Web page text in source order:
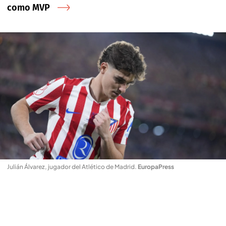
como MVP
Julián Álvarez, jugador del Atlético de Madrid. EuropaPress